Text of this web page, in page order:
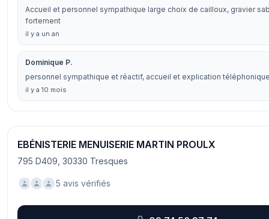
Accueil et personnel sympathique large choix de cailloux, gravier
fortement
il y a un an
Dominique P.
personnel sympathique et réactif, accueil et explication
il y a 10 mois
EBÉNISTERIE MENUISERIE MARTIN PROULX
795 D409, 30330 Tresques
5 avis vérifiés